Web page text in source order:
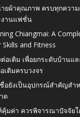
ยผ้าคุณภาพ ครบทุกความ
งานแฟชั่น
Chiangmai: A
and Fitness
อเติม เพื่อยกระดับบ้านแ
เติมครบวงจร
อยังเป็นอุปกรณ์สำคัญสำ
ด
มค่า ควรพิจารณาปัจจัย